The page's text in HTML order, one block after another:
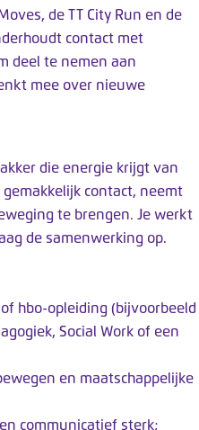
de TT City Run en de
contact met
deel te nemen aan
mee over nieuwe
die energie krijgt van
contact, neemt
te brengen. Je werkt
de samenwerking op.
hbo-opleiding (bijvoorbeeld
Social Work of een
en maatschappelijke
communicatief sterk;